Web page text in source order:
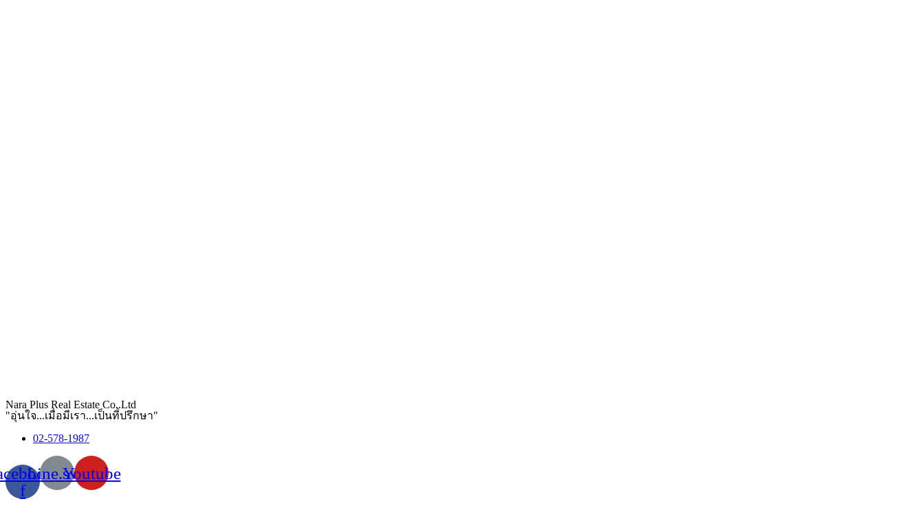
Nara Plus Real Estate Co,.Ltd
"อุ่นใจ...เมื่อมีเรา...เป็นที่ปรึกษา"
02-578-1987
f
Line.svgYoutube